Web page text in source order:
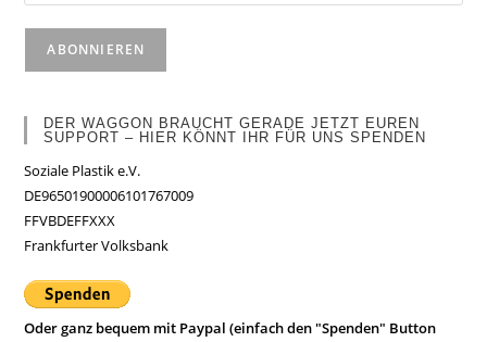
DER WAGGON BRAUCHT GERADE JETZT EUREN
SUPPORT – HIER KÖNNT IHR FÜR UNS SPENDEN
Soziale Plastik e.V.
DE96501900006101767009
FFVBDEFFXXX
Frankfurter Volksbank
Oder ganz bequem mit Paypal (einfach den "Spenden" Button